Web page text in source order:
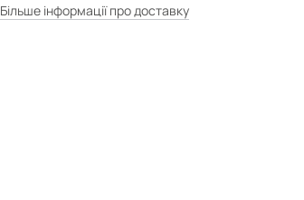
Більше інформації про доставку